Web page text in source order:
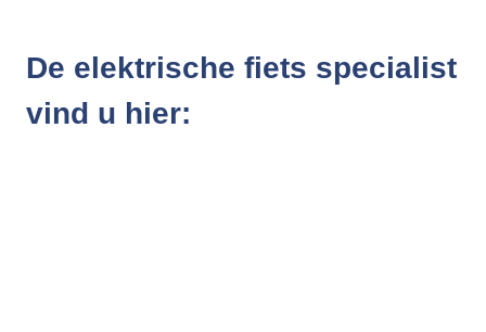
De elektrische fiets specialist
vind u hier: